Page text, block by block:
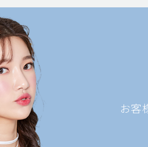
お客